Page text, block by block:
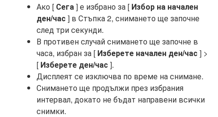
Ако [ Сега] е избрано за [ Избор на начален
ден/час] в Стъпка 2, снимането ще започне
след три секунди.
В противен случай снимането ще започне в
часа, избран за [ Изберете начален ден/час] >
[ Изберете ден/час].
Дисплеят се изключва по време на снимане.
Снимането ще продължи през избрания
интервал, докато не бъдат направени всички
снимки.